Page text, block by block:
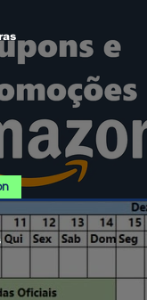
PROMOÇÕES AMAZON